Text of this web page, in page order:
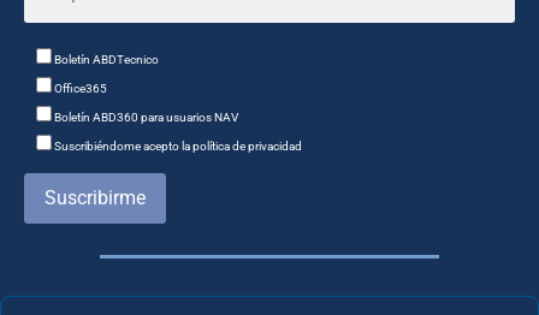
Boletín ABDTecnico
Office365
Boletín ABD360 para usuarios NAV
Suscribiéndome acepto la política de privacidad
Suscribirme